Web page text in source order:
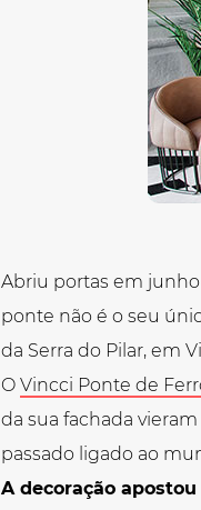
Abriu portas em
ponte não é o seu
da Serra do Pilar, em
O Vincci Ponte de
da sua fachada
passado ligado ao
A decoração